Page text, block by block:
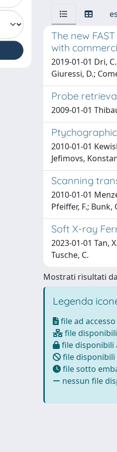
The new
with
2019-01-01 Dri,
Giuressi, D.;
Probe
2009-01-01
2010-01-01
Jefimovs,
Scanning
2010-01-01
Pfeiffer, F.; Bunk,
Soft X-ray
2023-01-01 Tan,
Tusche, C.
Mostrati risultati
Legenda
file ad
file
file disponibili
file
file sotto
nessun file